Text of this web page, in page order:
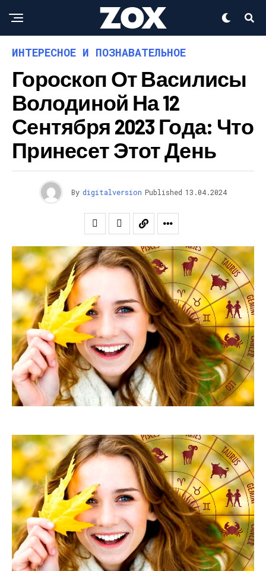
ИНТЕРЕСНОЕ И ПОЗНАВАТЕЛЬНОЕ
Гороскоп От Василисы
Володиной На 12
Сентября 2023 Года: Что
Принесет Этот День
By digitalversion Published 13.04.2024